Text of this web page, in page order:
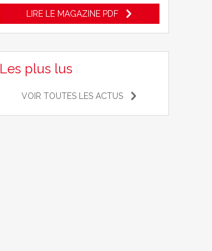
LIRE LE MAGAZINE PDF
Les plus lus
VOIR TOUTES LES ACTUS